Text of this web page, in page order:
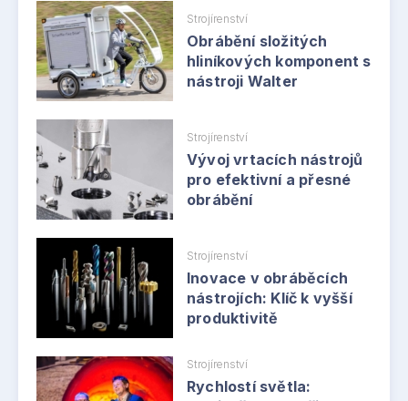
Strojírenství
Obrábění složitých
hliníkových komponent s
nástroji Walter
Strojírenství
Vývoj vrtacích nástrojů
pro efektivní a přesné
obrábění
Strojírenství
Inovace v obráběcích
nástrojích: Klíč k vyšší
produktivitě
Strojírenství
Rychlostí světla: